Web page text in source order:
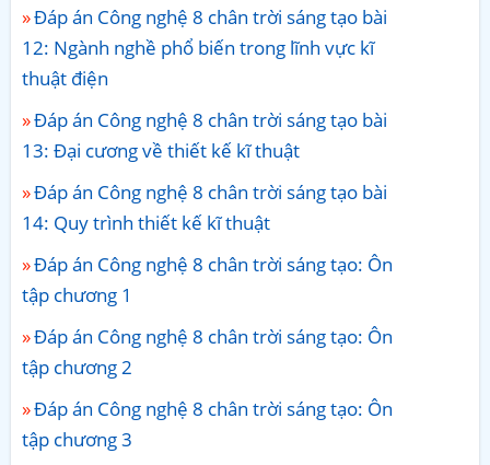
Đáp án Công nghệ 8 chân trời sáng tạo bài
12: Ngành nghề phổ biến trong lĩnh vực kĩ
thuật điện
Đáp án Công nghệ 8 chân trời sáng tạo bài
13: Đại cương về thiết kế kĩ thuật
Đáp án Công nghệ 8 chân trời sáng tạo bài
14: Quy trình thiết kế kĩ thuật
Đáp án Công nghệ 8 chân trời sáng tạo: Ôn
tập chương 1
Đáp án Công nghệ 8 chân trời sáng tạo: Ôn
tập chương 2
Đáp án Công nghệ 8 chân trời sáng tạo: Ôn
tập chương 3